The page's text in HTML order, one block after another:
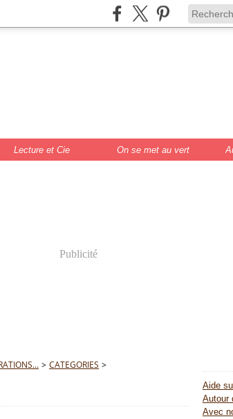
Lecture et Cie On se met au vert
Publicité
> CATEGORIES >
Aide
Autour
Avec